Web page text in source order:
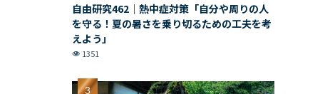
自由研究462｜熱中症対策「自分や周りの人
を守る！夏の暑さを乗り切るための工夫を考
えよう」
1351